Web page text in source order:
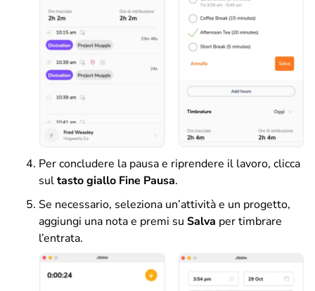
Per concludere la pausa e riprendere il lavoro, clicca
sultasto giallo Fine Pausa.
Se necessario, seleziona un’attività e un progetto,
aggiungi una nota e premi su Salva per timbrare
l’entrata.